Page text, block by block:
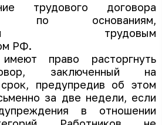
трудового договора
по основаниям,
трудовым
РФ.
право расторгнуть
заключенный на
предупредив об этом
за две недели, если
в отношении